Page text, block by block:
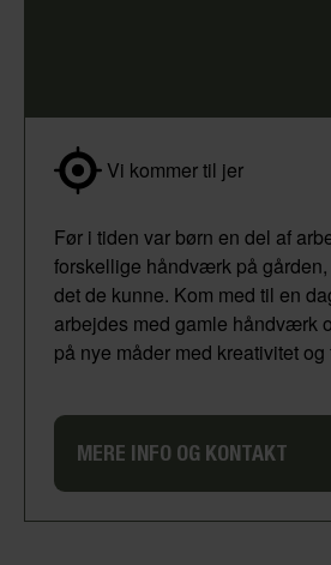
Vi kommer til jer
Før i tiden var børn en del af
forskellige håndværk på
det de kunne. Kom med til en
arbejdes med gamle håndværk
på nye måder med kreativitet og
MERE INFO OG KONTAKT